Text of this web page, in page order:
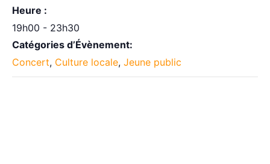
Heure :
19h00 - 23h30
Catégories d’Évènement:
Concert, Culture locale, Jeune public